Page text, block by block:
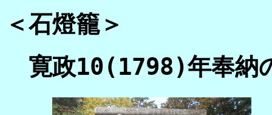
＜石燈籠＞
寛政10(1798)年奉納